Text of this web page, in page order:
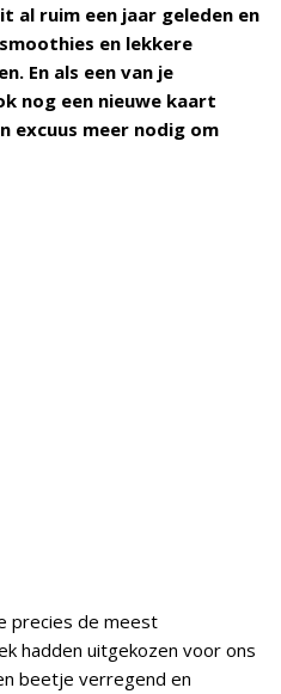
al ruim een jaar geleden en
en lekkere
En als een van je
nog een nieuwe kaart
excuus meer nodig om
precies de meest
hadden uitgekozen voor ons
beetje verregend en